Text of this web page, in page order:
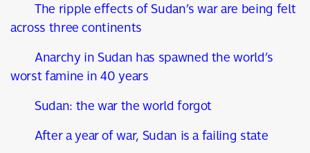
The ripple effects of Sudan’s war are being felt
across three continents
Anarchy in Sudan has spawned the world’s
worst famine in 40 years
Sudan: the war the world forgot
After a year of war, Sudan is a failing state